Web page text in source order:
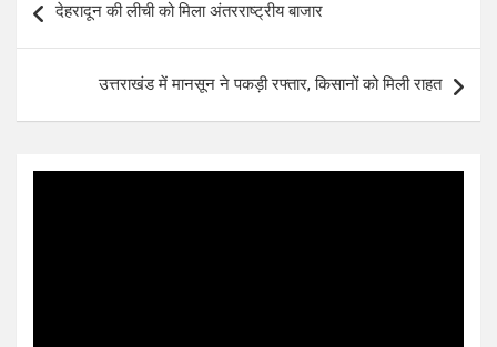
navigation
देहरादून की लीची को मिला अंतरराष्ट्रीय बाजार
उत्तराखंड में मानसून ने पकड़ी रफ्तार, किसानों को मिली राहत